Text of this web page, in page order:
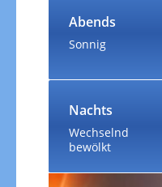
Abends
Sonnig
Nachts
Wechselnd
bewölkt